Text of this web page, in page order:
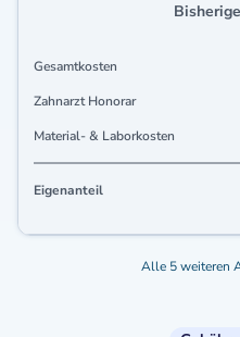
Gesamtkosten
Zahnarzt Honorar
Material- & Laborkosten
Eigenanteil
Alle 5 weiteren